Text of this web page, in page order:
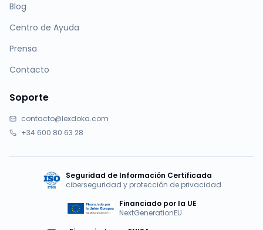
Blog
Centro de Ayuda
Prensa
Contacto
Soporte
contacto@lexdoka.com
+34 600 80 63 28
Seguridad de Información Certificada
ciberseguridad y protección de privacidad
Financiado por la UE
NextGenerationEU